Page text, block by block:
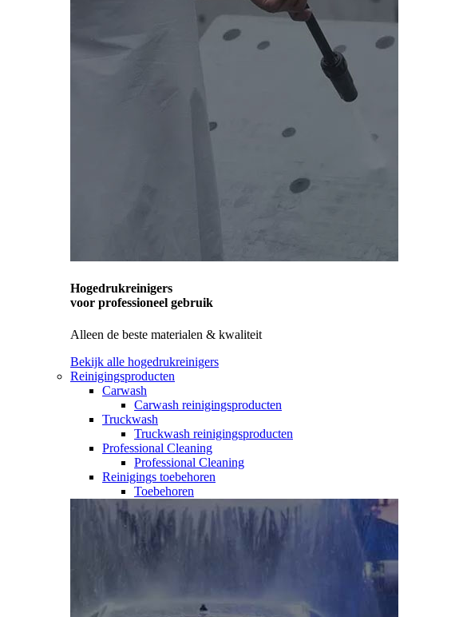
Hogedrukreinigers
voor professioneel gebruik
Alleen de beste materialen & kwaliteit
Bekijk alle hogedrukreinigers
Reinigingsproducten
Carwash
Carwash reinigingsproducten
Truckwash
Truckwash reinigingsproducten
Professional Cleaning
Professional Cleaning
Reinigings toebehoren
Toebehoren